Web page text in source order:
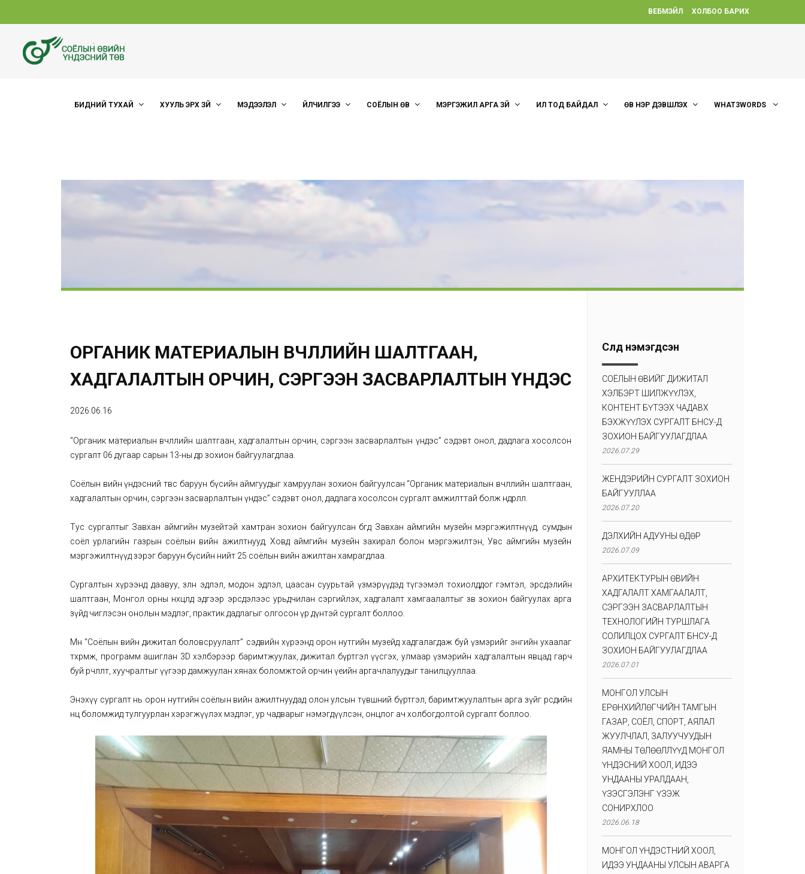
ВЕБМЭЙЛ ХОЛБОО БАРИХ
БИДНИЙ ТУХАЙ ХУУЛЬ ЭРХ ЗҮЙ МЭДЭЭЛЭЛ ҮЙЛЧИЛГЭЭ СОЁЛЫН ӨВ МЭРГЭЖИЛ АРГА ЗҮЙ ИЛ ТОД БАЙДАЛ ӨВ НЭР ДЭВШҮҮЛЭХ WHAT3WORDS
ОРГАНИК МАТЕРИАЛЫН ӨВЧЛӨЛИЙН ШАЛТГААН,
ХАДГАЛАЛТЫН ОРЧИН, СЭРГЭЭН ЗАСВАРЛАЛТЫН ҮНДЭС
2026.06.16
“Органик материалын өвчлөлийн шалтгаан, хадгалалтын орчин, сэргээн засварлалтын үндэс” сэдэвт онол, дадлага хосолсон
сургалт 06 дугаар сарын 13-ны өдөр зохион байгуулагдлаа.
Соёлын өвийн үндэсний төвөөс баруун бүсийн аймгуудыг хамруулан зохион байгуулсан “Органик материалын өвчлөлийн шалтгаан,
хадгалалтын орчин, сэргээн засварлалтын үндэс” сэдэвт онол, дадлага хосолсон сургалт амжилттай болж өндөрлөлөө.
Тус сургалтыг Завхан аймгийн музейтэй хамтран зохион байгуулсан бөгөөд Завхан аймгийн музейн мэргэжилтнүүд, сумдын
соёл урлагийн газрын соёлын өвийн ажилтнууд, Ховд аймгийн музейн захирал болон мэргэжилтэн, Увс аймгийн музейн
мэргэжилтнүүд зэрэг баруун бүсийн нийт 25 соёлын өвийн ажилтан хамрагдлаа.
Сургалтын хүрээнд даавуу, зөөлөн эдлэл, модон эдлэл, цаасан суурьтай үзмэрүүдэд түгээмэл тохиолддог гэмтэл, эрсдэлийн
шалтгаан, Монгол орны нөхцөлд эдгээр эрсдэлээс урьдчилан сэргийлэх, хадгалалт хамгаалалтыг зөв зохион байгуулах арга
зүйд чиглэсэн онолын мэдлэг, практик дадлагыг олгосон үр дүнтэй сургалт боллоо.
Мөн “Соёлын өвийн дижитал боловсруулалт” сэдвийн хүрээнд орон нутгийн музейд хадгалагдаж буй үзмэрийг энгийн ухаалаг
төхөөрөмж, программ ашиглан 3D хэлбэрээр баримтжуулах, дижитал бүртгэл үүсгэх, улмаар үзмэрийн хадгалалтын явцад гарч
буй өөрчлөлт, хуучралтыг үүгээр дамжуулан хянах боломжтой орчин үеийн аргачлалуудыг танилцууллаа.
Энэхүү сургалт нь орон нутгийн соёлын өвийн ажилтнуудад олон улсын түвшний бүртгэл, баримтжуулалтын арга зүйг өөрсдийн
нөөц боломжид тулгуурлан хэрэгжүүлэх мэдлэг, ур чадварыг нэмэгдүүлсэн, онцлог ач холбогдолтой сургалт боллоо.
Сүүлд нэмэгдсэн
СОЁЛЫН ӨВИЙГ ДИЖИТАЛ
ХЭЛБЭРТ ШИЛЖҮҮЛЭХ,
КОНТЕНТ БҮТЭЭХ ЧАДАВХ
БЭХЖҮҮЛЭХ СУРГАЛТ БНСУ-Д
ЗОХИОН БАЙГУУЛАГДЛАА
2026.07.29
ЖЕНДЭРИЙН СУРГАЛТ ЗОХИОН
БАЙГУУЛЛАА
2026.07.20
ДЭЛХИЙН АДУУНЫ ӨДӨР
2026.07.09
АРХИТЕКТУРЫН ӨВИЙН
ХАДГАЛАЛТ ХАМГААЛАЛТ,
СЭРГЭЭН ЗАСВАРЛАЛТЫН
ТЕХНОЛОГИЙН ТУРШЛАГА
СОЛИЛЦОХ СУРГАЛТ БНСУ-Д
ЗОХИОН БАЙГУУЛАГДЛАА
2026.07.01
МОНГОЛ УЛСЫН
ЕРӨНХИЙЛӨГЧИЙН ТАМГЫН
ГАЗАР, СОЁЛ, СПОРТ, АЯЛАЛ
ЖУУЛЧЛАЛ, ЗАЛУУЧУУДЫН
ЯАМНЫ ТӨЛӨӨЛЛҮҮД МОНГОЛ
ҮНДЭСНИЙ ХООЛ, ИДЭЭ
УНДААНЫ УРАЛДААН,
ҮЗЭСГЭЛЭНГ ҮЗЭЖ
СОНИРХЛОО
2026.06.18
МОНГОЛ ҮНДЭСТНИЙ ХООЛ,
ИДЭЭ УНДААНЫ УЛСЫН АВАРГА